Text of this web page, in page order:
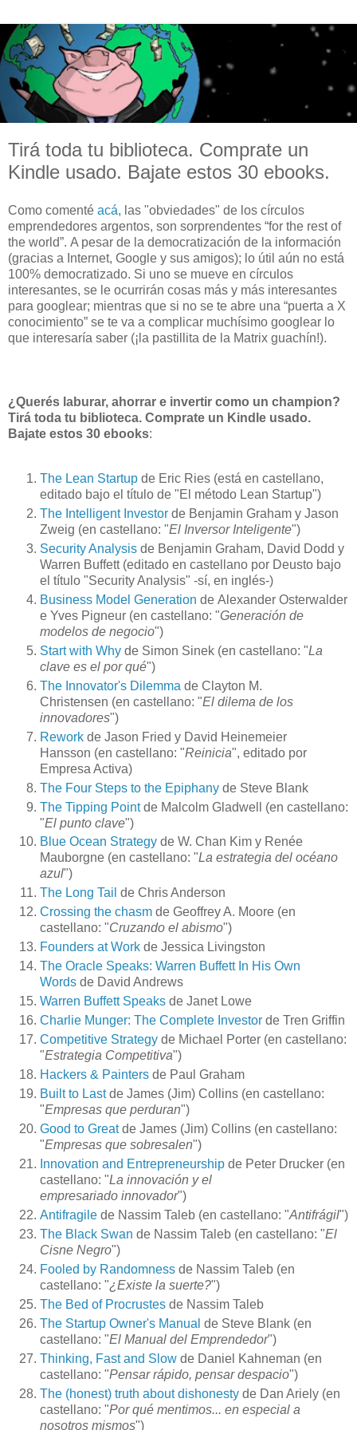
Tirá toda tu biblioteca. Comprate un
Kindle usado. Bajate estos 30 ebooks.
Como comenté acá, las "obviedades" de los círculos
emprendedores argentos, son sorprendentes “for the rest of
the world”. A pesar de la democratización de la información
(gracias a Internet, Google y sus amigos); lo útil aún no está
100% democratizado. Si uno se mueve en círculos
interesantes, se le ocurrirán cosas más y más interesantes
para googlear; mientras que si no se te abre una “puerta a X
conocimiento” se te va a complicar muchísimo googlear lo
que interesaría saber (¡la pastillita de la Matrix guachín!).
¿Querés laburar, ahorrar e invertir como un champion?
Tirá toda tu biblioteca. Comprate un Kindle usado.
Bajate estos 30 ebooks:
The Lean Startup de Eric Ries (está en castellano,
editado bajo el título de "El método Lean Startup")
The Intelligent Investor de Benjamin Graham y Jason
Zweig (en castellano: "El Inversor Inteligente")
Security Analysis de Benjamin Graham, David Dodd y
Warren Buffett (editado en castellano por Deusto bajo
el título "Security Analysis" -sí, en inglés-)
Business Model Generation de Alexander Osterwalder
e Yves Pigneur (en castellano: "Generación de
modelos de negocio")
Start with Why de Simon Sinek (en castellano: "La
clave es el por qué")
The Innovator's Dilemma de Clayton M.
Christensen (en castellano: "El dilema de los
innovadores")
Rework de Jason Fried y David Heinemeier
Hansson (en castellano: "Reinicia", editado por
Empresa Activa)
The Four Steps to the Epiphany de Steve Blank
The Tipping Pointde Malcolm Gladwell (en castellano:
"El punto clave")
Blue Ocean Strategy de W. Chan Kim y Renée
Mauborgne (en castellano: "La estrategia del océano
azul")
The Long Tail de Chris Anderson
Crossing the chasm de Geoffrey A. Moore (en
castellano: "Cruzando el abismo")
Founders at Work de Jessica Livingston
The Oracle Speaks: Warren Buffett In His Own
Words de David Andrews
Warren Buffett Speaks de Janet Lowe
Charlie Munger: The Complete Investor de Tren Griffin
Competitive Strategy de Michael Porter (en castellano:
"Estrategia Competitiva")
Hackers & Painters de Paul Graham
Built to Lastde James (Jim) Collins (en castellano:
"Empresas que perduran")
Good to Greatde James (Jim) Collins (en castellano:
"Empresas que sobresalen")
Innovation and Entrepreneurship de Peter Drucker (en
castellano: "La innovación y el
empresariado innovador")
Antifragile de Nassim Taleb (en castellano: "Antifrágil")
The Black Swan de Nassim Taleb (en castellano: "El
Cisne Negro")
Fooled by Randomness de Nassim Taleb (en
castellano: "¿Existe la suerte?")
The Bed of Procrustes de Nassim Taleb
The Startup Owner's Manual de Steve Blank (en
castellano: "El Manual del Emprendedor")
Thinking, Fast and Slow de Daniel Kahneman (en
castellano: "Pensar rápido, pensar despacio")
The (honest) truth about dishonesty de Dan Ariely (en
castellano: "Por qué mentimos... en especial a
nosotros mismos")